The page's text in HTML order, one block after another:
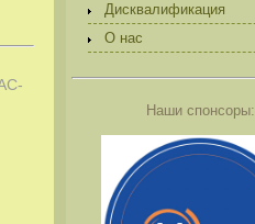
Дисквалификация
О нас
Наши спонсоры: